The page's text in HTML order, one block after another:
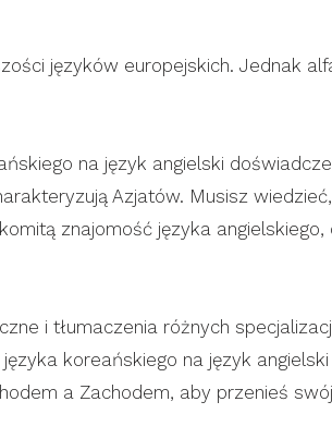
języków europejskich. Jednak
na język angielski
Azjatów. Musisz
znajomość języka
i tłumaczenia różnych
koreańskiego na język
a Zachodem, aby przenieś